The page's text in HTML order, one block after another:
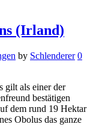
(Irland)
by Schlenderer 0
gilt als einer der
bestätigen
dem rund 19 Hektar
Obolus das ganze